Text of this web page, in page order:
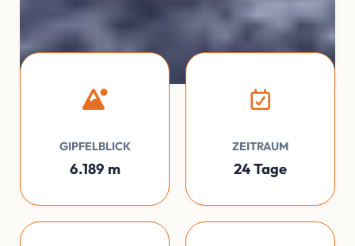
GIPFELBLICK
6.189 m
ZEITRAUM
24 Tage